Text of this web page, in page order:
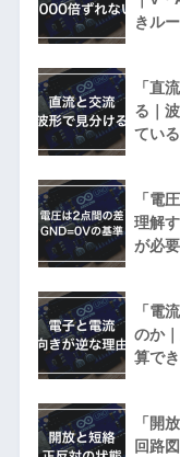
きル
「直
る｜
てい
「電
理解
が必
「電
のか
算で
「開
回路